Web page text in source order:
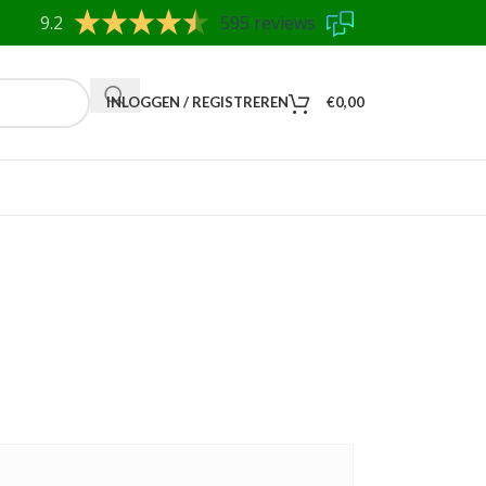
9.2 595 reviews
INLOGGEN / REGISTREREN €0,00